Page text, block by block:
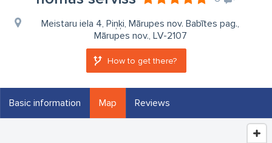
Meistaru iela 4, Piņķi, Mārupes nov. Babītes pag.,
Mārupes nov., LV-2107
How to get there?
Basic information Map Reviews